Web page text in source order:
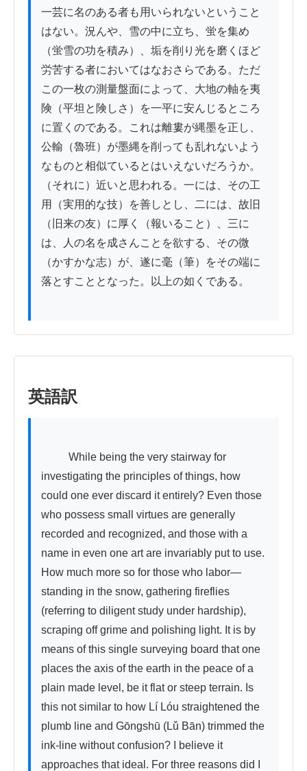
一芸に名のある者も用いられないということ
はない。況んや、雪の中に立ち、蛍を集め
（蛍雪の功を積み）、垢を削り光を磨くほど
労苦する者においてはなおさらである。ただ
この一枚の測量盤面によって、大地の軸を夷
険（平坦と険しさ）を一平に安んじるところ
に置くのである。これは離婁が縄墨を正し、
公輸（魯班）が墨縄を削っても乱れないよう
なものと相似ているとはいえないだろうか。
（それに）近いと思われる。一には、その工
用（実用的な技）を善しとし、二には、故旧
（旧来の友）に厚く（報いること）、三に
は、人の名を成さんことを欲する、その微
（かすかな志）が、遂に毫（筆）をその端に
落とすこととなった。以上の如くである。
英語訳
investigating the principles of things, how
could one ever discard it entirely? Even those
who possess small virtues are generally
recorded and recognized, and those with a
name in even one art are invariably put to use.
How much more so for those who labor—
standing in the snow, gathering fireflies
(referring to diligent study under hardship),
scraping off grime and polishing light. It is by
means of this single surveying board that one
places the axis of the earth in the peace of a
plain made level, be it flat or steep terrain. Is
this not similar to how Lí Lóu straightened the
plumb line and Gōngshū (Lǔ Bān) trimmed the
ink-line without confusion? I believe it
approaches that ideal. For three reasons did I